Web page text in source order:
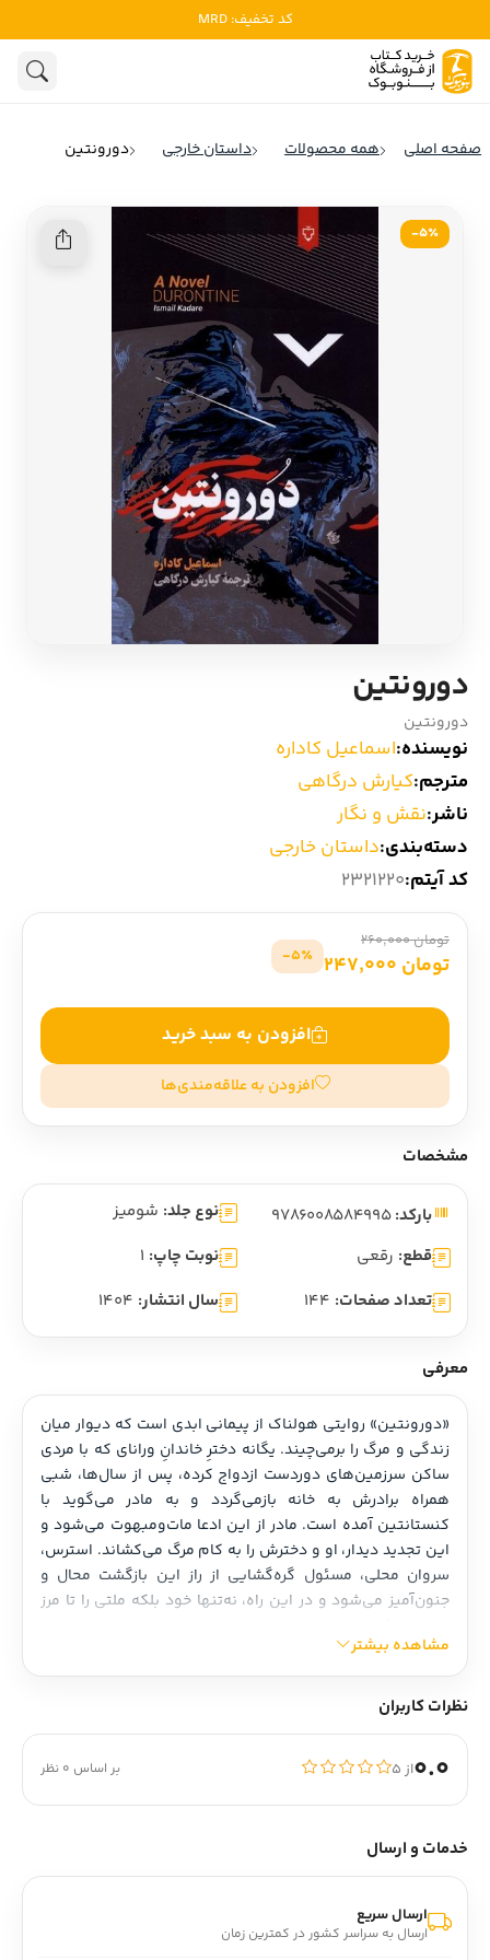
کد تخفیف: MRD
ادبیات
تاریخ و سیاست
ادیان و اساطیر
ادبیات انگلیس
ادبیات فرانسه
ادبیات ایتالیا
ادبیات روسیه
ادبیات آمریکای لاتین
ادبیات آلمان
ادبیات ترکیه
ادبیات آسیا
سایر کشورهای اروپا
داستان کوتاه
شعر و متون کهن
صفحه اصلی همه محصولات داستان خارجی دورونتین
5٪-
دورونتین
دورونتین
نویسنده:اسماعیل کاداره
مترجم:کیارش درگاهی
ناشر:نقش و نگار
دسته‌بندی:داستان خارجی
کد آیتم:2321220
تومان 260,000
تومان 247,000 5٪-
افزودن به سبد خرید
افزودن به علاقه‌مندی‌ها
مشخصات
بارکد:9786008584995 نوع جلد: شومیز
قطع: رقعی نوبت چاپ: 1
تعداد صفحات: 144 سال انتشار: 1404
معرفی
مشاهده بیشتر
نظرات کاربران
0.0از ۵ بر اساس 0 نظر
خدمات و ارسال
ارسال سریع
ارسال به سراسر کشور در کمترین زمان